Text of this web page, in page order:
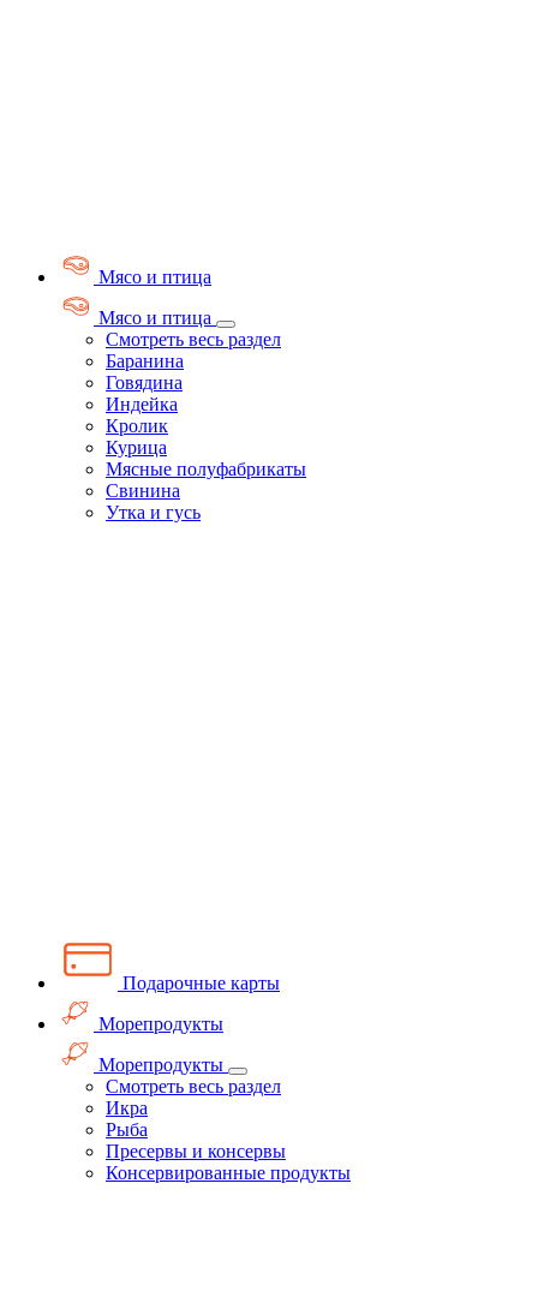
Мясо и птица
Мясо и птица
Смотреть весь раздел
Баранина
Говядина
Индейка
Кролик
Курица
Мясные полуфабрикаты
Свинина
Утка и гусь
Подарочные карты
Морепродукты
Морепродукты
Смотреть весь раздел
Икра
Рыба
Пресервы и консервы
Консервированные продукты